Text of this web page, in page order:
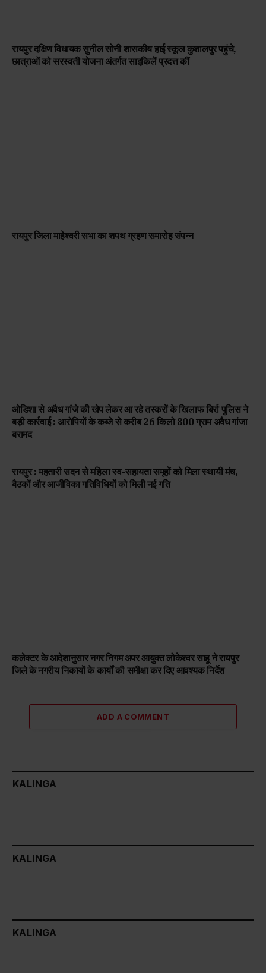
रायपुर दक्षिण विधायक सुनील सोनी शासकीय हाई स्कूल कुशालपुर पहुंचे,
छात्राओं को सरस्वती योजना अंतर्गत साइकिलें प्रदत्त कीं
रायपुर जिला माहेश्वरी सभा का शपथ ग्रहण समारोह संपन्न
ओडिशा से अवैध गांजे की खेप लेकर आ रहे तस्करों के खिलाफ बिर्रा पुलिस ने
बड़ी कार्रवाई : आरोपियों के कब्जे से करीब 26 किलो 800 ग्राम अवैध गांजा
बरामद
रायपुर : महतारी सदन से महिला स्व-सहायता समूहों को मिला स्थायी मंच,
बैठकों और आजीविका गतिविधियों को मिली नई गति
कलेक्टर के आदेशानुसार नगर निगम अपर आयुक्त लोकेश्वर साहू ने रायपुर
जिले के नगरीय निकायों के कार्यों की समीक्षा कर दिए आवश्यक निर्देश
ADD A COMMENT
KALINGA
KALINGA
KALINGA